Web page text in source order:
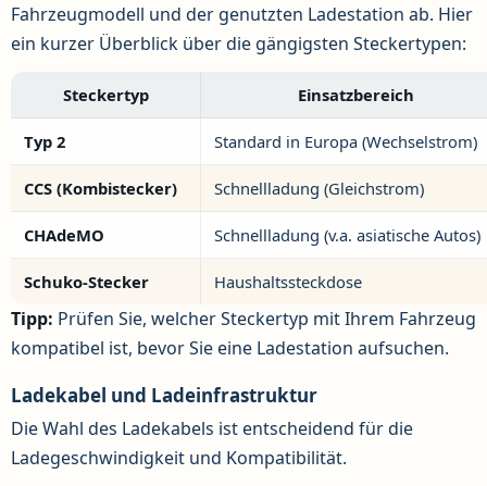
Fahrzeugmodell und der genutzten Ladestation ab. Hier
ein kurzer Überblick über die gängigsten Steckertypen:
Steckertyp Einsatzbereich
Typ 2 Standard in Europa (Wechselstrom)
CCS (Kombistecker) Schnellladung (Gleichstrom)
CHAdeMO Schnellladung (v.a. asiatische Autos)
Schuko-Stecker Haushaltssteckdose
Tipp: Prüfen Sie, welcher Steckertyp mit Ihrem Fahrzeug
kompatibel ist, bevor Sie eine Ladestation aufsuchen.
Ladekabel und Ladeinfrastruktur
Die Wahl des Ladekabels ist entscheidend für die
Ladegeschwindigkeit und Kompatibilität.